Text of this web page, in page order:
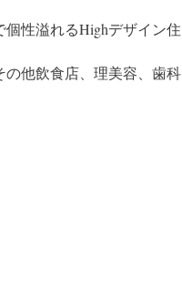
性溢れるHighデザイン住
他飲食店、理美容、歯科